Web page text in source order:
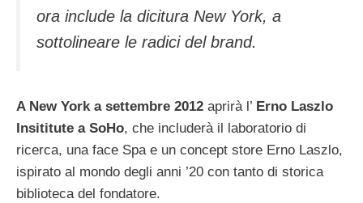
ora include la dicitura New York, a
sottolineare le radici del brand.
A New York a settembre 2012 aprirà l’ Erno Laszlo
Insititute a SoHo, che includerà il laboratorio di
ricerca, una face Spa e un concept store Erno Laszlo,
ispirato al mondo degli anni ’20 con tanto di storica
biblioteca del fondatore.